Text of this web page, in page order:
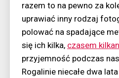
razem to na pewno za
uprawiać inny rodzaj
polować na spadające
się ich kilka, czasem
przyjemność podczas
Rogalinie niecałe dwa